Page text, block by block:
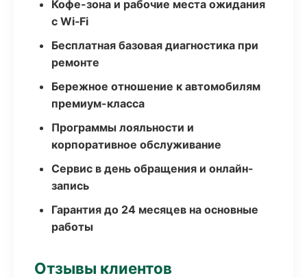
Кофе-зона и рабочие места ожидания
с Wi‑Fi
Бесплатная базовая диагностика при
ремонте
Бережное отношение к автомобилям
премиум-класса
Программы лояльности и
корпоративное обслуживание
Сервис в день обращения и онлайн-
запись
Гарантия до 24 месяцев на основные
работы
Отзывы клиентов